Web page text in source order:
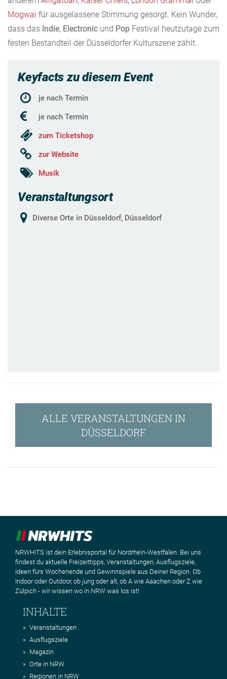
Mogwai für ausgelassene Stimmung gesorgt. Kein Wunder,
dass das Indie, Electronic und Pop Festival heutzutage zum
festen Bestandteil der Düsseldorfer Kulturszene zählt.
Keyfacts zu diesem Event
je nach Termin
je nach Termin
zum Ticketshop
zur Website
Musik
Veranstaltungsort
Diverse Orte in Düsseldorf, Düsseldorf
ALLE VERANSTALTUNGEN IN
DÜSSELDORF
NRWHITS ist dein Erlebnisportal für Nordrhein-Westfalen. Bei uns
findest du aktuelle Freizeittipps, Veranstaltungen, Ausflugsziele,
Ideen fürs Wochenende und Gewinnspiele aus Deiner Region. Ob
Indoor oder Outdoor, ob jung oder alt, ob A wie Aaachen oder Z wie
Zülpich - wir wissen wo in NRW was los ist!
INHALTE
Veranstaltungen
Ausflugsziele
Magazin
Orte in NRW
Regionen in NRW